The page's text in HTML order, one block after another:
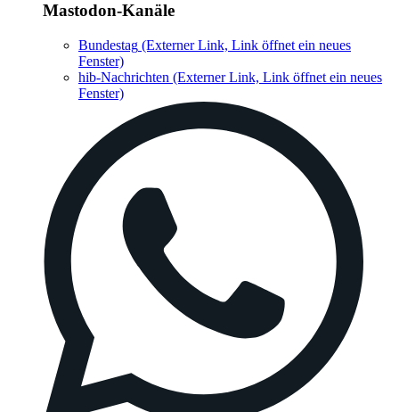
Mastodon-Kanäle
Bundestag (Externer Link, Link öffnet ein neues
Fenster)
hib-Nachrichten (Externer Link, Link öffnet ein neues
Fenster)